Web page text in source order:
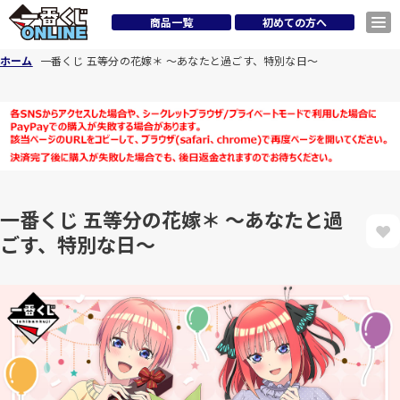
商品一覧 初めての方へ
ホーム 一番くじ 五等分の花嫁＊ ～あなたと過ごす、特別な日～
一番くじ 五等分の花嫁＊ ～あなたと過
ごす、特別な日～